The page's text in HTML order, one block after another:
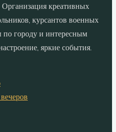
креативных
курсантов военных
городу и интересным
яркие события.